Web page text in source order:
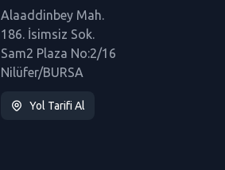
Alaaddinbey Mah.
186. İsimsiz Sok.
Sam2 Plaza No:2/16
Nilüfer/BURSA
Yol Tarifi Al